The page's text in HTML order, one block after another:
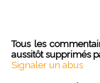
Tous les
aussitôt supprimés
Signaler un abus